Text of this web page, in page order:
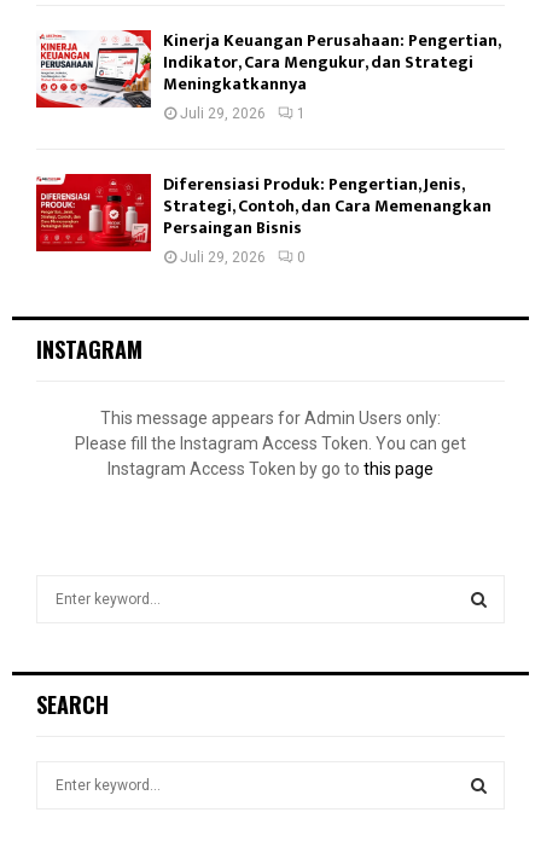
Kinerja Keuangan Perusahaan: Pengertian,
Indikator, Cara Mengukur, dan Strategi
Meningkatkannya
Juli 29, 2026 1
Diferensiasi Produk: Pengertian, Jenis,
Strategi, Contoh, dan Cara Memenangkan
Persaingan Bisnis
Juli 29, 2026 0
INSTAGRAM
This message appears for Admin Users only:
Please fill the Instagram Access Token. You can get
Instagram Access Token by go to this page
h
R
SEARCH